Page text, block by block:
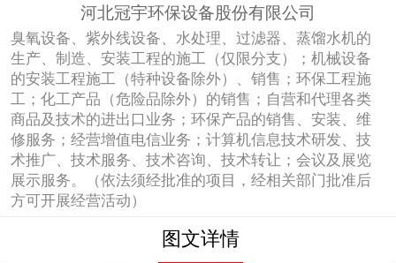
河北冠宇环保设备股份有限公司
臭氧设备、紫外线设备、水处理、过滤器、蒸馏水机的
生产、制造、安装工程的施工（仅限分支）；机械设备
的安装工程施工（特种设备除外）、销售；环保工程施
工；化工产品（危险品除外）的销售；自营和代理各类
商品及技术的进出口业务；环保产品的销售、安装、维
修服务；经营增值电信业务；计算机信息技术研发、技
术推广、技术服务、技术咨询、技术转让；会议及展览
展示服务。（依法须经批准的项目，经相关部门批准后
方可开展经营活动）
图文详情